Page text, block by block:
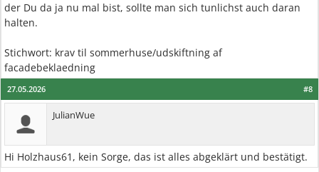
der Du da ja nu mal bist, sollte man sich tunlichst auch daran
halten.
Stichwort: krav til sommerhuse/udskiftning af
facadebeklaedning
#8
27.05.2026
JulianWue
Hi Holzhaus61, kein Sorge, das ist alles abgeklärt und bestätigt.